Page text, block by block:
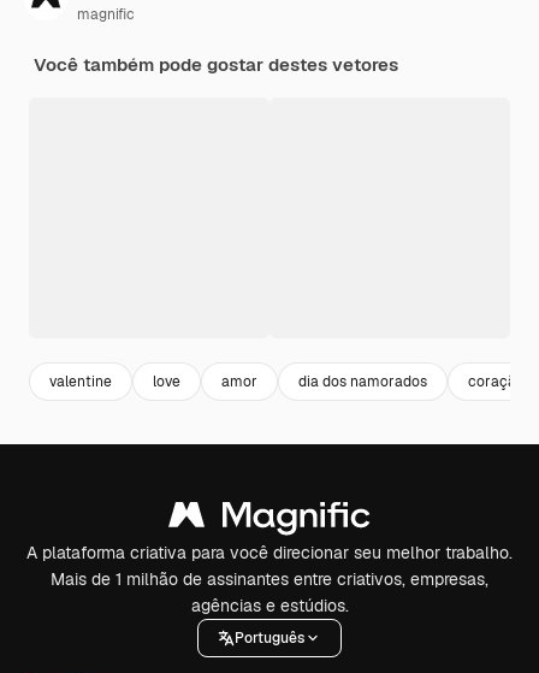
magnific
Você também pode gostar destes vetores
valentine love amor dia dos namorados coração
A plataforma criativa para você direcionar seu melhor trabalho.
Mais de 1 milhão de assinantes entre criativos, empresas,
agências e estúdios.
Português